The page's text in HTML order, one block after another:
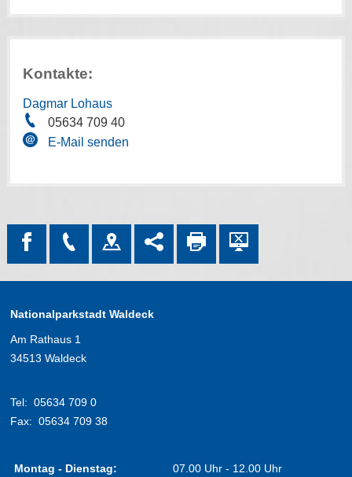
Kontakte:
Dagmar Lohaus
05634 709 40
E-Mail senden
Nationalparkstadt Waldeck
Am Rathaus 1
34513 Waldeck
Tel: 05634 709 0
Fax: 05634 709 38
Montag - Dienstag:
07.00 Uhr - 12.00 Uhr